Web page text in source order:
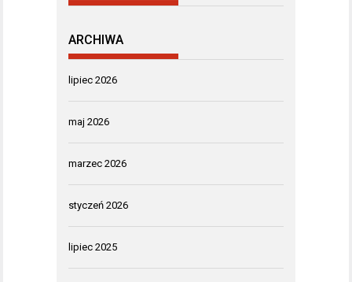
ARCHIWA
lipiec 2026
maj 2026
marzec 2026
styczeń 2026
lipiec 2025